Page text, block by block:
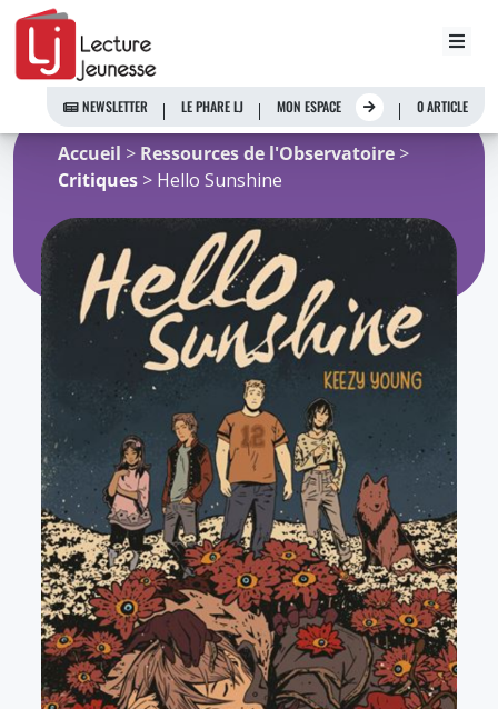
Aller
contenu
NEWSLETTER LE PHARE LJ MON ESPACE 0 ARTICLE
Accueil > Ressources de l'Observatoire >
Critiques > Hello Sunshine